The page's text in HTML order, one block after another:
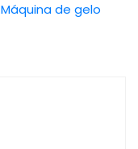
Máquina de gelo